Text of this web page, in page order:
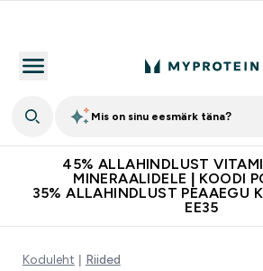
Mis on sinu eesmärk täna?
45% ALLAHINDLUST
MINERAALIDELE | KOODI
35% ALLAHINDLUST PEAAEGU
EE35
Koduleht Riided